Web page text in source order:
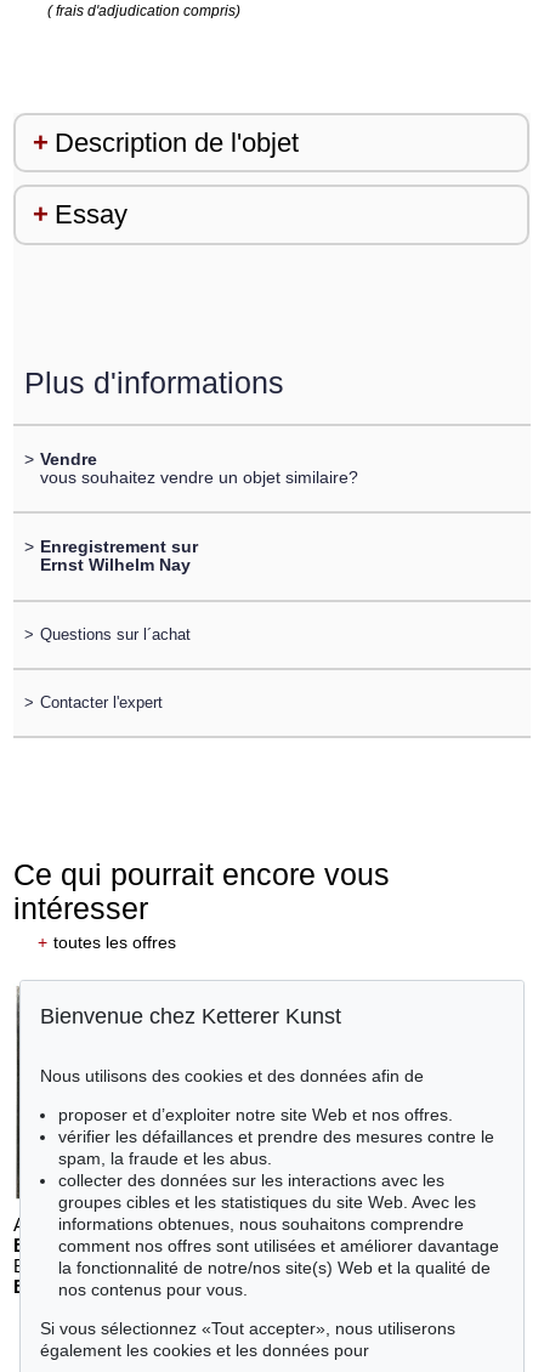
( frais d'adjudication compris)
Description de l'objet
Essay
Plus d'informations
> Vendre
vous souhaitez vendre un objet similaire?
> Enregistrement sur
Ernst Wilhelm Nay
> Questions sur l´achat
> Contacter l'expert
Ce qui pourrait encore vous
intéresser
+ toutes les offres
Auction 611 - Lot 125001019
E. SCHUMACHER
Bleibild B-3/1970, 1970
Estimation:€ 60,000
Bienvenue chez Ketterer Kunst
Nous utilisons des cookies et des données afin de
proposer et d’exploiter notre site Web et nos offres.
vérifier les défaillances et prendre des mesures contre le
spam, la fraude et les abus.
collecter des données sur les interactions avec les
groupes cibles et les statistiques du site Web. Avec les
informations obtenues, nous souhaitons comprendre
comment nos offres sont utilisées et améliorer davantage
la fonctionnalité de notre/nos site(s) Web et la qualité de
nos contenus pour vous.
Si vous sélectionnez «Tout accepter», nous utiliserons
également les cookies et les données pour